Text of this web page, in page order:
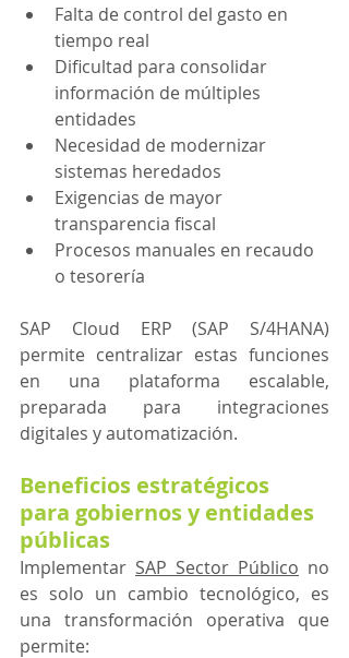
Falta de control del gasto en
tiempo real
Dificultad para consolidar
información de múltiples
entidades
Necesidad de modernizar
sistemas heredados
Exigencias de mayor
transparencia fiscal
Procesos manuales en recaudo
o tesorería
SAP Cloud ERP (SAP S/4HANA)
permite centralizar estas funciones
en una plataforma escalable,
preparada para integraciones
digitales y automatización.
Beneficios estratégicos
para gobiernos y entidades
públicas
Implementar SAP Sector Público no
es solo un cambio tecnológico, es
una transformación operativa que
permite: